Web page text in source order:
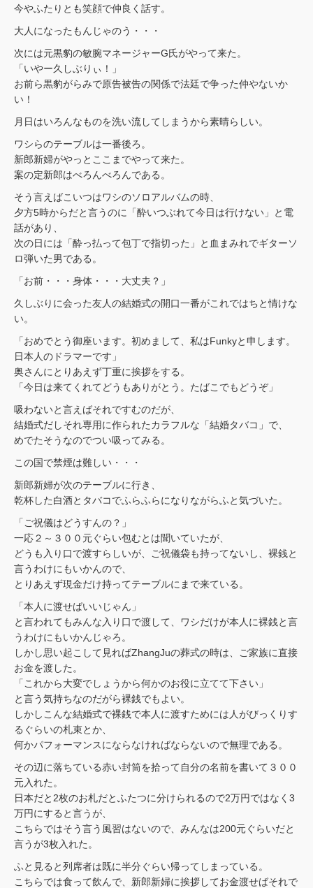
今やふたりとも笑顔で仲良く話す。
大人になったもんじゃのう・・・
次には元黒豹の敏腕マネージャーG氏がやって来た。
「いやー久しぶりぃ！」
お前ら黒豹がらみで原告被告の関係で法廷で争った仲やないか
い！
月日はいろんなものを洗い流してしまうから素晴らしい。
ワシらのテーブルは一番後ろ。
新郎新婦がやっとここまでやって来た。
案の定新郎はべろんべろんである。
そう言えばこいつはワシのソロアルバムの時、
夕方5時からだと言うのに「酔いつぶれて今日は行けない」と電
話があり、
次の日には「酔っ払って包丁で指切った」と血まみれでギターソ
ロ弾いた男である。
「お前・・・身体・・・大丈夫？」
久しぶりに会った友人の結婚式の開口一番がこれではちと情けな
い。
「おめでとう御座います。初めまして、私はFunkyと申します。
日本人のドラマーです」
奥さんにとりあえず丁重に挨拶をする。
「今日は来てくれてどうもありがとう。たばこでもどうぞ」
吸わないと言えばそれですむのだが、
結婚式だしそれ専用に作られたカラフルな「結婚タバコ」で、
めでたそうなのでつい吸ってみる。
この国で禁煙は難しい・・・
新郎新婦が次のテーブルに行き、
乾杯した白酒とタバコでふらふらになりながらふと気づいた。
「ご祝儀はどうすんの？」
一応２～３００元ぐらい包むとは聞いていたが、
どうも入り口で渡すらしいが、ご祝儀袋も持ってないし、裸銭と
言うわけにもいかんので、
とりあえず現金だけ持ってテーブルにまで来ている。
「本人に渡せばいいじゃん」
と言われてもみんな入り口で渡して、ワシだけが本人に裸銭と言
うわけにもいかんじゃろ。
しかし思い起こして見ればZhangJuの葬式の時は、ご家族に直接
お金を渡した。
「これから大変でしょうから何かのお役に立てて下さい」
と言う気持ちなのだがら裸銭でもよい。
しかしこんな結婚式で裸銭で本人に渡すためには人がびっくりす
るぐらいの札束とか、
何かパフォーマンスにならなければならないので無理である。
その辺に落ちている赤い封筒を拾って自分の名前を書いて３００
元入れた。
日本だと2枚のお札だとふたつに分けられるので2万円ではなく3
万円にすると言うが、
こちらではそう言う風習はないので、みんなは200元ぐらいだと
言うが3枚入れた。
ふと見ると列席者は既に半分ぐらい帰ってしまっている。
こちらでは食って飲んで、新郎新婦に挨拶してお金渡せばそれで